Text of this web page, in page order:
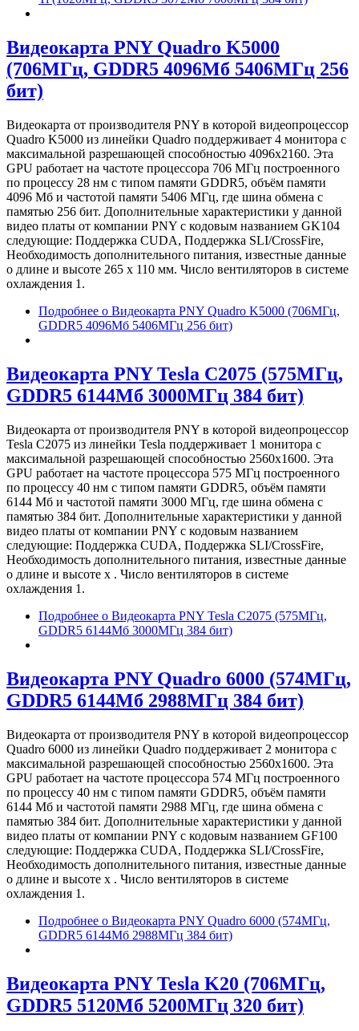
Видеокарта PNY Quadro K5000
(706МГц, GDDR5 4096Мб 5406МГц 256
бит)
Видеокарта от производителя PNY в которой видеопроцессор
Quadro K5000 из линейки Quadro поддерживает 4 монитора с
максимальной разрешающей способностью 4096x2160. Эта
GPU работает на частоте процессора 706 МГц построенного
по процессу 28 нм с типом памяти GDDR5, объём памяти
4096 Мб и частотой памяти 5406 МГц, где шина обмена с
памятью 256 бит. Дополнительные характеристики у данной
видео платы от компании PNY с кодовым названием GK104
следующие: Поддержка CUDA, Поддержка SLI/CrossFire,
Необходимость дополнительного питания, известные данные
о длине и высоте 265 х 110 мм. Число вентиляторов в системе
охлаждения 1.
Подробнее о Видеокарта PNY Quadro K5000 (706МГц,
GDDR5 4096Мб 5406МГц 256 бит)
Видеокарта PNY Tesla C2075 (575МГц,
GDDR5 6144Мб 3000МГц 384 бит)
Видеокарта от производителя PNY в которой видеопроцессор
Tesla C2075 из линейки Tesla поддерживает 1 монитора с
максимальной разрешающей способностью 2560x1600. Эта
GPU работает на частоте процессора 575 МГц построенного
по процессу 40 нм с типом памяти GDDR5, объём памяти
6144 Мб и частотой памяти 3000 МГц, где шина обмена с
памятью 384 бит. Дополнительные характеристики у данной
видео платы от компании PNY с кодовым названием
следующие: Поддержка CUDA, Поддержка SLI/CrossFire,
Необходимость дополнительного питания, известные данные
о длине и высоте х . Число вентиляторов в системе
охлаждения 1.
Подробнее о Видеокарта PNY Tesla C2075 (575МГц,
GDDR5 6144Мб 3000МГц 384 бит)
Видеокарта PNY Quadro 6000 (574МГц,
GDDR5 6144Мб 2988МГц 384 бит)
Видеокарта от производителя PNY в которой видеопроцессор
Quadro 6000 из линейки Quadro поддерживает 2 монитора с
максимальной разрешающей способностью 2560x1600. Эта
GPU работает на частоте процессора 574 МГц построенного
по процессу 40 нм с типом памяти GDDR5, объём памяти
6144 Мб и частотой памяти 2988 МГц, где шина обмена с
памятью 384 бит. Дополнительные характеристики у данной
видео платы от компании PNY с кодовым названием GF100
следующие: Поддержка CUDA, Поддержка SLI/CrossFire,
Необходимость дополнительного питания, известные данные
о длине и высоте х . Число вентиляторов в системе
охлаждения 1.
Подробнее о Видеокарта PNY Quadro 6000 (574МГц,
GDDR5 6144Мб 2988МГц 384 бит)
Видеокарта PNY Tesla K20 (706МГц,
GDDR5 5120Мб 5200МГц 320 бит)